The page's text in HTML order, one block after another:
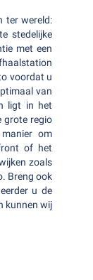
ter wereld:
stedelijke
met een
voordat u
van
ligt in het
grote regio
om
of het
zoals
Breng ook
u de
kunnen wij